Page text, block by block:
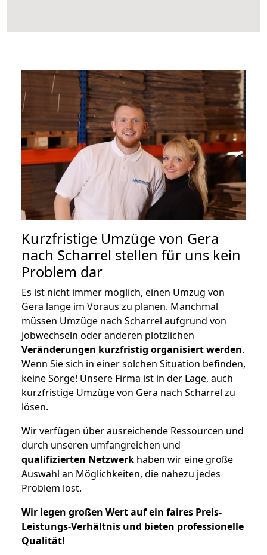
Kurzfristige Umzüge von Gera
nach Scharrel stellen für uns kein
Problem dar
Es ist nicht immer möglich, einen Umzug von
Gera lange im Voraus zu planen. Manchmal
müssen Umzüge nach Scharrel aufgrund von
Jobwechseln oder anderen plötzlichen
Veränderungen kurzfristig organisiert werden.
Wenn Sie sich in einer solchen Situation befinden,
keine Sorge! Unsere Firma ist in der Lage, auch
kurzfristige Umzüge von Gera nach Scharrel zu
lösen.
Wir verfügen über ausreichende Ressourcen und
durch unseren umfangreichen und
qualifizierten Netzwerk haben wir eine große
Auswahl an Möglichkeiten, die nahezu jedes
Problem löst.
Wir legen großen Wert auf ein faires Preis-
Leistungs-Verhältnis und bieten professionelle
Qualität!